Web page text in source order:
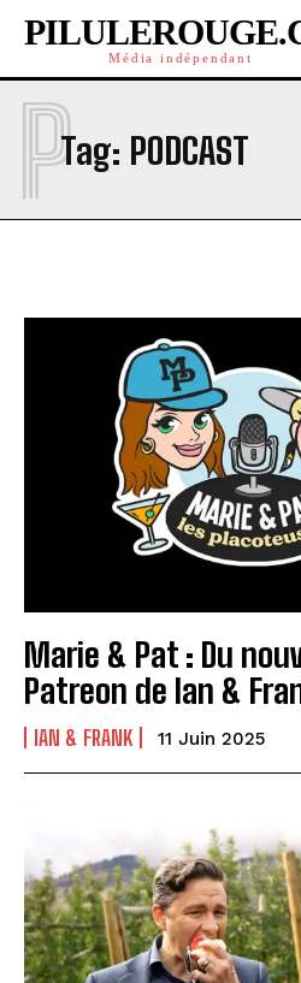
Média indépendant
Tag: PODCAST
P
Marie & Pat : Du
Patreon de Ian &
IAN & FRANK 11 Juin 2025